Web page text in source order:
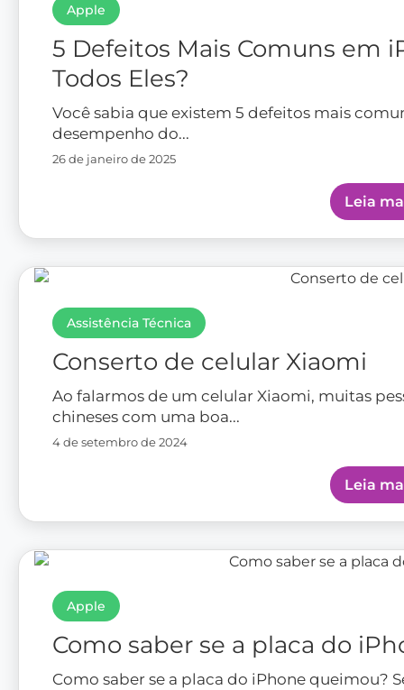
Apple
5 Defeitos Mais Comuns em
Todos Eles?
Você sabia que existem 5 defeitos mais
desempenho do...
26 de janeiro de 2025
Leia
Assistência Técnica
Conserto de celular Xiaomi
Ao falarmos de um celular Xiaomi, muitas
chineses com uma boa...
4 de setembro de 2024
Leia
Apple
Como saber se a placa do
Como saber se a placa do iPhone queimou?